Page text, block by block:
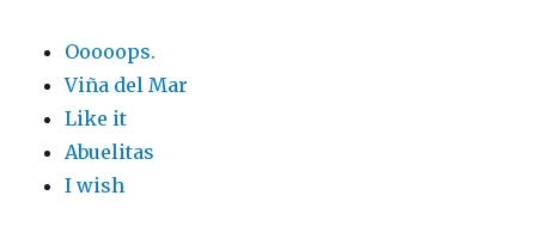
Ooooops.
Viña del Mar
Like it
Abuelitas
I wish